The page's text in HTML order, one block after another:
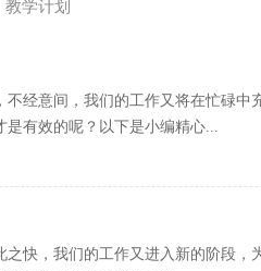
实习报告
教学计划
经意间，我们的工作又将在忙碌
是有效的呢？以下是小编精心...
快，我们的工作又进入新的阶段